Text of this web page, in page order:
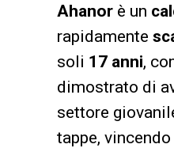
Ahanor è un
rapidamente
soli 17 anni,
dimostrato di
settore
tappe,